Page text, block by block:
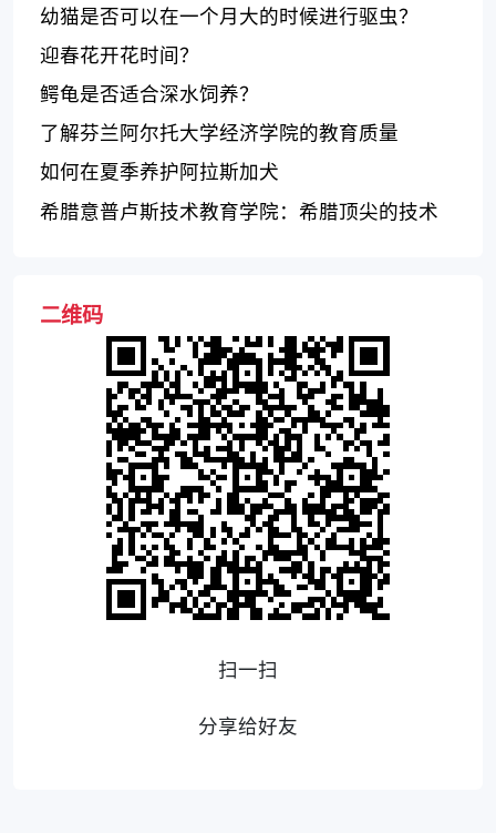
际合作，学生生活丰富多彩
幼猫是否可以在一个月大的时候进行驱虫？
迎春花开花时间？
鳄龟是否适合深水饲养？
了解芬兰阿尔托大学经济学院的教育质量
如何在夏季养护阿拉斯加犬
希腊意普卢斯技术教育学院：希腊顶尖的技术
二维码
扫一扫
分享给好友